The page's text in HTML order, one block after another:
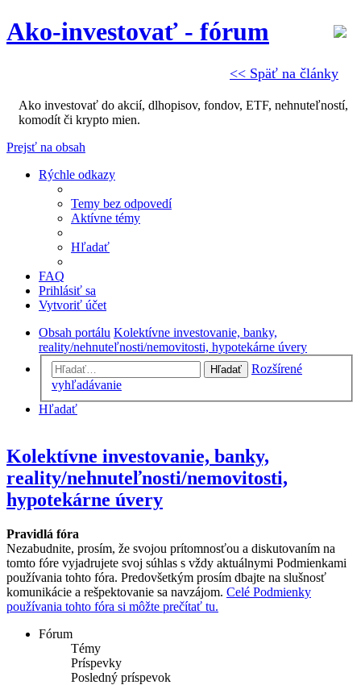
<< Späť na články
Ako-investovať - fórum
Ako investovať do akcií, dlhopisov, fondov, ETF, nehnuteľností,
komodít či krypto mien.
Prejsť na obsah
Rýchle odkazy
Temy bez odpovedí
Aktívne témy
Hľadať
FAQ
Prihlásiť sa
Vytvoriť účet
Obsah portálu Kolektívne investovanie, banky,
reality/nehnuteľnosti/nemovitosti, hypotekárne úvery
Hľadať
Rozšírené
vyhľadávanie
Hľadať
Kolektívne investovanie, banky,
reality/nehnuteľnosti/nemovitosti,
hypotekárne úvery
Pravidlá fóra
Nezabudnite, prosím, že svojou prítomnosťou a diskutovaním na
tomto fóre vyjadrujete svoj súhlas s vždy aktuálnymi Podmienkami
používania tohto fóra. Predovšetkým prosím dbajte na slušnosť
komunikácie a rešpektovanie sa navzájom. Celé Podmienky
používania tohto fóra si môžte prečítať tu.
Fórum
Témy
Príspevky
Posledný príspevok